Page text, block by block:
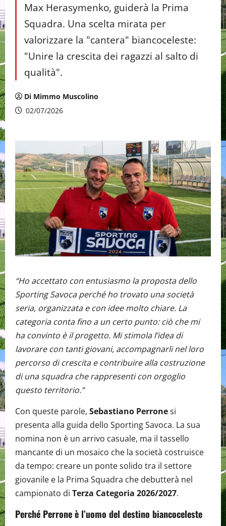
Max Herasymenko, guiderà la Prima
Squadra. Una scelta mirata per
valorizzare la "cantera" biancoceleste:
"Unire la crescita dei ragazzi al salto di
qualità".
Di Mimmo Muscolino
02/07/2026
“Ho accettato con entusiasmo la proposta dello
Sporting Savoca perché ho trovato una società
seria, organizzata e con idee molto chiare. La
categoria conta fino a un certo punto: ciò che mi
ha convinto è il progetto. Mi stimola l’idea di
lavorare con tanti giovani, accompagnarli nel loro
percorso di crescita e contribuire alla costruzione
di una squadra che rappresenti con orgoglio
questo territorio.”
Con queste parole, Sebastiano Perronesi
presenta alla guida dello Sporting Savoca. La sua
nomina non è un arrivo casuale, ma il tassello
mancante di un mosaico che la società costruisce
da tempo: creare un ponte solido tra il settore
giovanile e la Prima Squadra che debutterà nel
campionato di Terza Categoria 2026/2027.
Perché Perrone è l’uomo del destino biancoceleste